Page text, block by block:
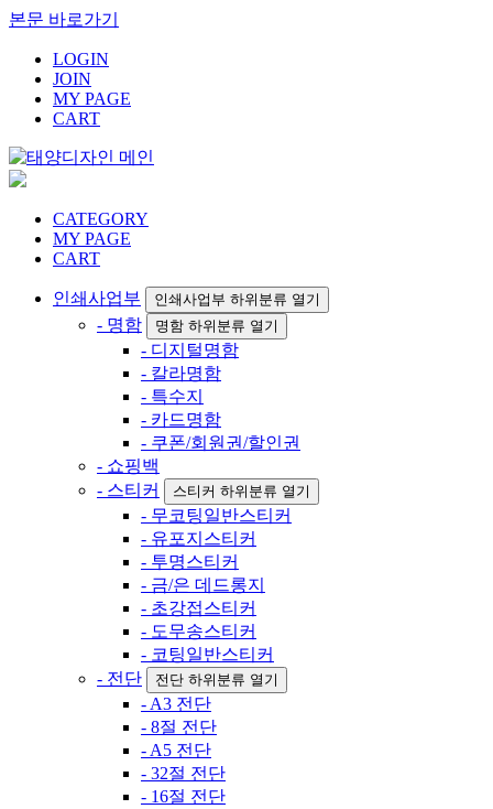
본문 바로가기
LOGIN
JOIN
MY PAGE
CART
CATEGORY
MY PAGE
CART
인쇄사업부 인쇄사업부 하위분류 열기
- 명함 명함 하위분류 열기
- 디지털명함
- 칼라명함
- 특수지
- 카드명함
- 쿠폰/회원권/할인권
- 쇼핑백
- 스티커
스티커 하위분류 열기
- 무코팅일반스티커
- 유포지스티커
- 투명스티커
- 금/은 데드롱지
- 초강접스티커
- 도무송스티커
- 코팅일반스티커
- 전단
전단 하위분류 열기
- A3 전단
- 8절 전단
- A5 전단
- 32절 전단
- 16절 전단